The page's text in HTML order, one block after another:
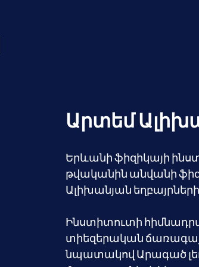
Արտեմ
Երևանի ֆիզիկայի
թվականին անվանի
Ալիխանյան
Ինստիտուտի
տիեզերական
նպատակով Արագած